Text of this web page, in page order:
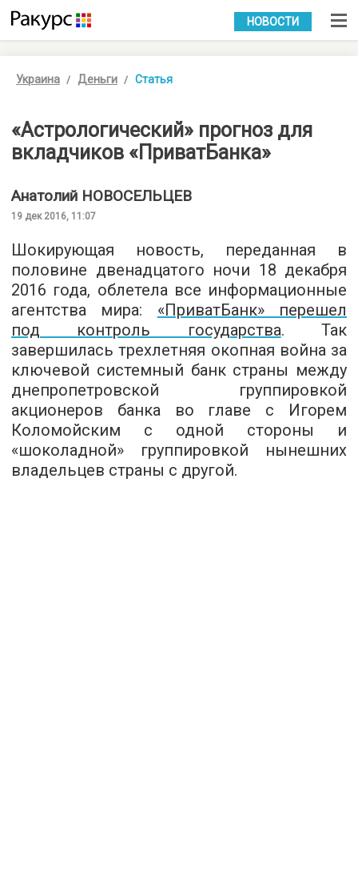
УКР РУС
НОВОСТИ
Украина Деньги Статья
«Астрологический» прогноз для
вкладчиков «ПриватБанка»
Анатолий НОВОСЕЛЬЦЕВ
19 дек 2016, 11:07
Шокирующая новость, переданная в
половине двенадцатого ночи 18 декабря
2016 года, облетела все информационные
агентства мира: «ПриватБанк» перешел
под контроль государства. Так
завершилась трехлетняя окопная война за
ключевой системный банк страны между
днепропетровской группировкой
акционеров банка во главе с Игорем
Коломойским с одной стороны и
«шоколадной» группировкой нынешних
владельцев страны с другой.